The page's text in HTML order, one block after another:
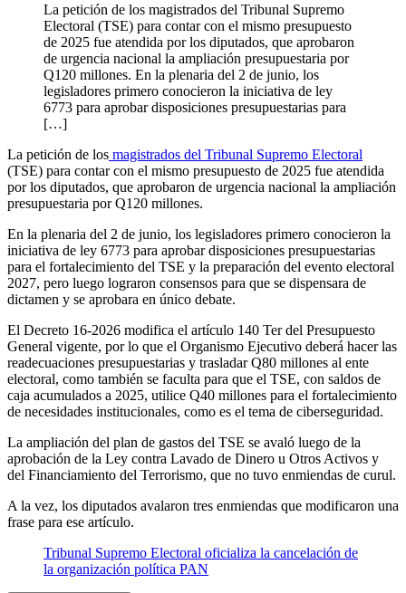
La petición de los magistrados del Tribunal Supremo
Electoral (TSE) para contar con el mismo presupuesto
de 2025 fue atendida por los diputados, que aprobaron
de urgencia nacional la ampliación presupuestaria por
Q120 millones. En la plenaria del 2 de junio, los
legisladores primero conocieron la iniciativa de ley
6773 para aprobar disposiciones presupuestarias para
[…]
La petición de los magistrados del Tribunal Supremo Electoral
(TSE) para contar con el mismo presupuesto de 2025 fue atendida
por los diputados, que aprobaron de urgencia nacional la ampliación
presupuestaria por Q120 millones.
En la plenaria del 2 de junio, los legisladores primero conocieron la
iniciativa de ley 6773 para aprobar disposiciones presupuestarias
para el fortalecimiento del TSE y la preparación del evento electoral
2027, pero luego lograron consensos para que se dispensara de
dictamen y se aprobara en único debate.
El Decreto 16-2026 modifica el artículo 140 Ter del Presupuesto
General vigente, por lo que el Organismo Ejecutivo deberá hacer las
readecuaciones presupuestarias y trasladar Q80 millones al ente
electoral, como también se faculta para que el TSE, con saldos de
caja acumulados a 2025, utilice Q40 millones para el fortalecimiento
de necesidades institucionales, como es el tema de ciberseguridad.
La ampliación del plan de gastos del TSE se avaló luego de la
aprobación de la Ley contra Lavado de Dinero u Otros Activos y
del Financiamiento del Terrorismo, que no tuvo enmiendas de curul.
A la vez, los diputados avalaron tres enmiendas que modificaron una
frase para ese artículo.
Tribunal Supremo Electoral oficializa la cancelación de
la organización política PAN